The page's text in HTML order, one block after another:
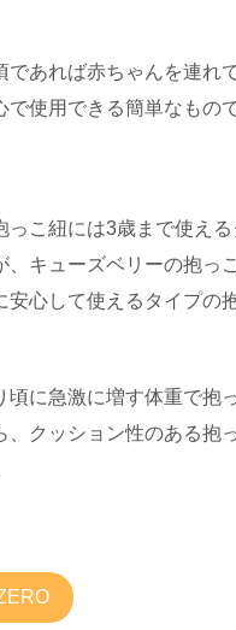
であれば赤ちゃんを連れ
で使用できる簡単なもの
っこ紐には3歳まで使え
、キューズベリーの抱っ
安心して使えるタイプの
頃に急激に増す体重で抱
、クッション性のある抱